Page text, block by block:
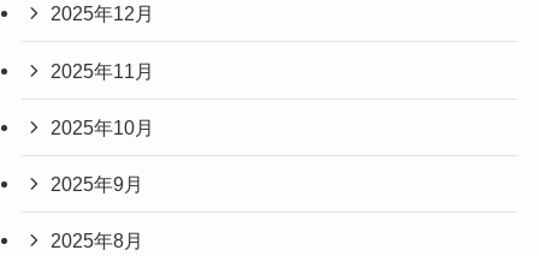
2025年12月
2025年11月
2025年10月
2025年9月
2025年8月